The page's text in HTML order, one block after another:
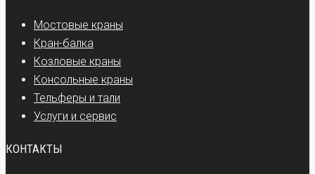
Мостовые краны
Кран-балка
Козловые краны
Консольные краны
Тельферы и тали
Услуги и сервис
КОНТАКТЫ